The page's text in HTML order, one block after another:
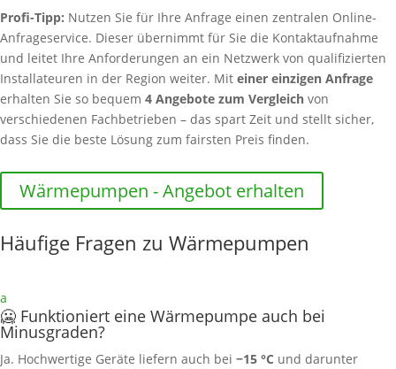
Profi-Tipp: Nutzen Sie für Ihre Anfrage einen zentralen Online-
Anfrageservice. Dieser übernimmt für Sie die Kontaktaufnahme
und leitet Ihre Anforderungen an ein Netzwerk von qualifizierten
Installateuren in der Region weiter. Mit einer einzigen Anfrage
erhalten Sie so bequem 4 Angebote zum Vergleich von
verschiedenen Fachbetrieben – das spart Zeit und stellt sicher,
dass Sie die beste Lösung zum fairsten Preis finden.
Wärmepumpen - Angebot erhalten
Häufige Fragen zu Wärmepumpen
a
🥶 Funktioniert eine Wärmepumpe auch bei
Minusgraden?
Ja. Hochwertige Geräte liefern auch bei −15 °C und darunter